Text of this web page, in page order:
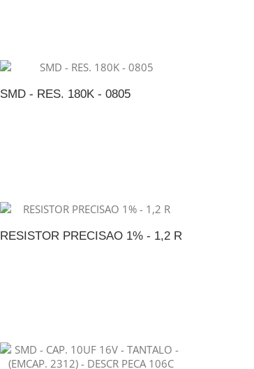
SMD - RES. 180K - 0805
RESISTOR PRECISAO 1% - 1,2 R